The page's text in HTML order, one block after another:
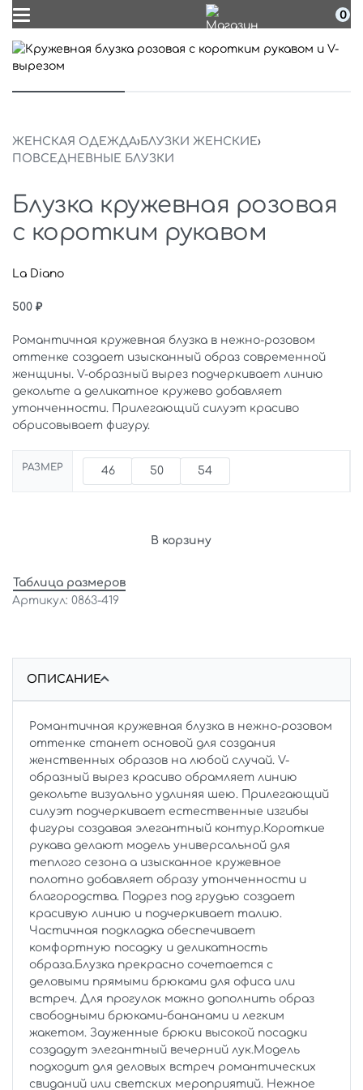
0
ЖЕНСКАЯ ОДЕЖДА›БЛУЗКИ ЖЕНСКИЕ›
ПОВСЕДНЕВНЫЕ БЛУЗКИ
Блузка кружевная розовая
с коротким рукавом
La Diano
500 ₽
Романтичная кружевная блузка в нежно-розовом
оттенке создает изысканный образ современной
женщины. V-образный вырез подчеркивает линию
декольте а деликатное кружево добавляет
утонченности. Прилегающий силуэт красиво
обрисовывает фигуру.
РАЗМЕР 46 50 54
В корзину
Таблица размеров
0863-419
ОПИСАНИЕ
Романтичная кружевная блузка в нежно-розовом
оттенке станет основой для создания
женственных образов на любой случай. V-
образный вырез красиво обрамляет линию
декольте визуально удлиняя шею. Прилегающий
силуэт подчеркивает естественные изгибы
фигуры создавая элегантный контур.Короткие
рукава делают модель универсальной для
теплого сезона а изысканное кружевное
полотно добавляет образу утонченности и
благородства. Подрез под грудью создает
красивую линию и подчеркивает талию.
Частичная подкладка обеспечивает
комфортную посадку и деликатность
образа.Блузка прекрасно сочетается с
деловыми прямыми брюками для офиса или
встреч. Для прогулок можно дополнить образ
свободными брюками-бананами и легким
жакетом. Зауженные брюки высокой посадки
создадут элегантный вечерний лук.Модель
подходит для деловых встреч романтических
свиданий или светских мероприятий. Нежное